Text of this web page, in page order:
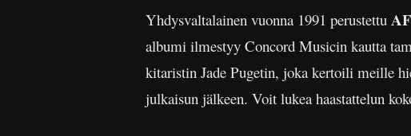
Yhdysvaltalainen vuonna 1991 perustettu
albumi ilmestyy Concord Musicin kautta
kitaristin Jade Pugetin, joka kertoili meille
julkaisun jälkeen. Voit lukea haastattelun